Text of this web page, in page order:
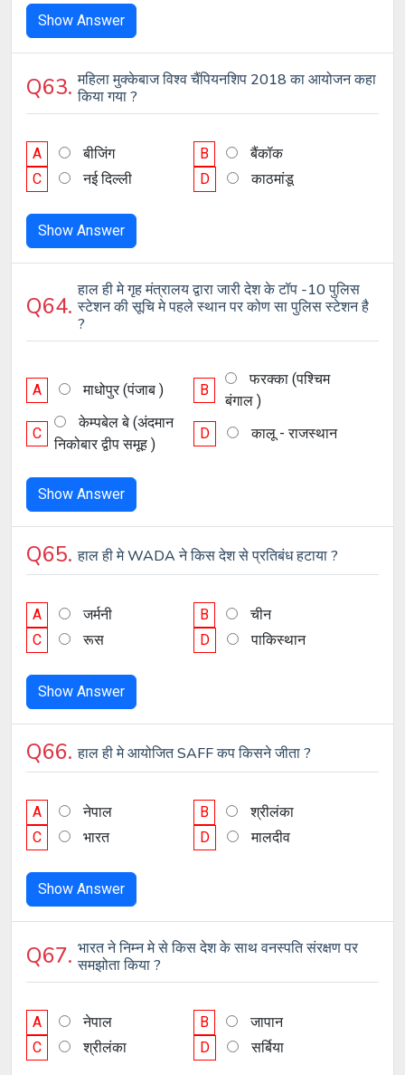
Show Answer
Q63.महिला मुक्केबाज विश्व चैंपियनशिप 2018 का आयोजन कहा
किया गया ?
A बीजिंग B
बैंकॉक
C
नई दिल्ली D काठमांडू
Show Answer
Q64.
हाल ही मे गृह मंत्रालय द्वारा जारी देश के टॉप -10 पुलिस
स्टेशन की सूचि मे पहले स्थान पर कोण सा पुलिस स्टेशन है
?
A माधोपुर (पंजाब ) B
फरक्का (पश्चिम
बंगाल )
C
केम्पबेल बे (अंदमान
निकोबार द्वीप समूह )
D कालू - राजस्थान
Show Answer
Q65.हाल ही मे WADA ने किस देश से प्रतिबंध हटाया ?
A जर्मनी B
चीन
C
रूस D पाकिस्थान
Show Answer
Q66.हाल ही मे आयोजित SAFF कप किसने जीता ?
A नेपाल B
श्रीलंका
C
भारत D मालदीव
Show Answer
Q67.भारत ने निम्न मे से किस देश के साथ वनस्पति संरक्षण पर
समझोता किया ?
A नेपाल B
जापान
C
श्रीलंका D सर्बिया